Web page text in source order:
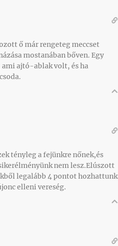
ő már rengeteg meccset
mostanában bőven. Egy
ajtó-ablak volt, és ha
tényleg a fejünkre nőnek,és
nem lesz.Elúszott
legalább 4 pontot hozhattunk
elleni vereség.